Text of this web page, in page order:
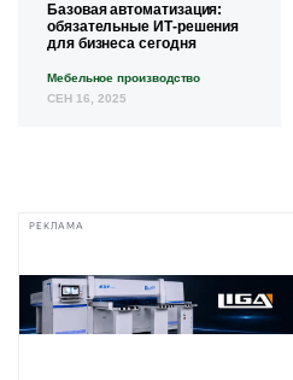
Базовая автоматизация:
обязательные ИТ-решения
для бизнеса сегодня
Мебельное производство
СЕН 16, 2025
РЕКЛАМА